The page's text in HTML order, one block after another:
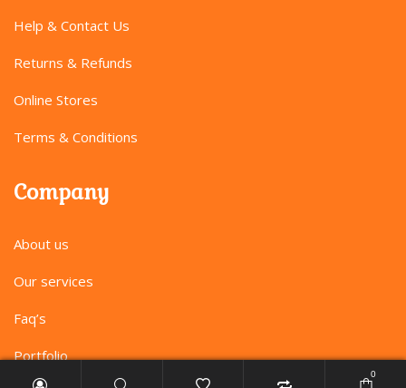
Help & Contact Us
Returns & Refunds
Online Stores
Terms & Conditions
Company
About us
Our services
Faq’s
Portfolio
0